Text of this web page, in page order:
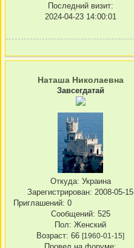
Последний визит:
2024-04-23 14:00:01
Наташа Николаевна
Завсегдатай
Откуда: Украина
Зарегистрирован: 2008-05-15
Приглашений: 0
Сообщений: 525
Пол: Женский
Возраст: 66 [1960-01-15]